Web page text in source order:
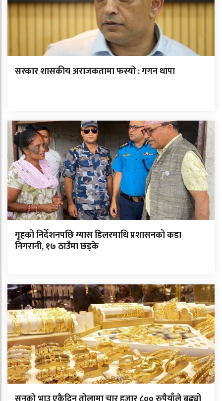
सरकार शासकीय अराजकतामा फस्यो : गगन थापा
गृहको निर्देशनपछि ग्यास डिलरमाथि प्रशासनको कडा
निगरानी, १७ ठाउँमा छड्के